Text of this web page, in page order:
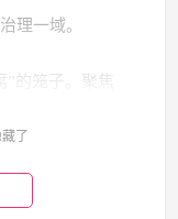
理一域。
”的笼子。聚焦
定防控措施*余
了